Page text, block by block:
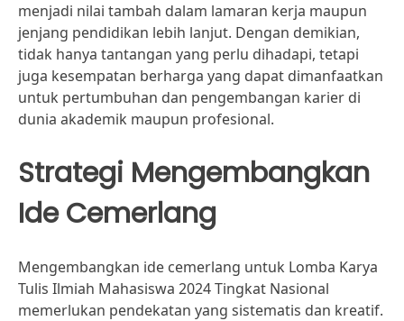
menjadi nilai tambah dalam lamaran kerja maupun
jenjang pendidikan lebih lanjut. Dengan demikian,
tidak hanya tantangan yang perlu dihadapi, tetapi
juga kesempatan berharga yang dapat dimanfaatkan
untuk pertumbuhan dan pengembangan karier di
dunia akademik maupun profesional.
Strategi Mengembangkan
Ide Cemerlang
Mengembangkan ide cemerlang untuk Lomba Karya
Tulis Ilmiah Mahasiswa 2024 Tingkat Nasional
memerlukan pendekatan yang sistematis dan kreatif.